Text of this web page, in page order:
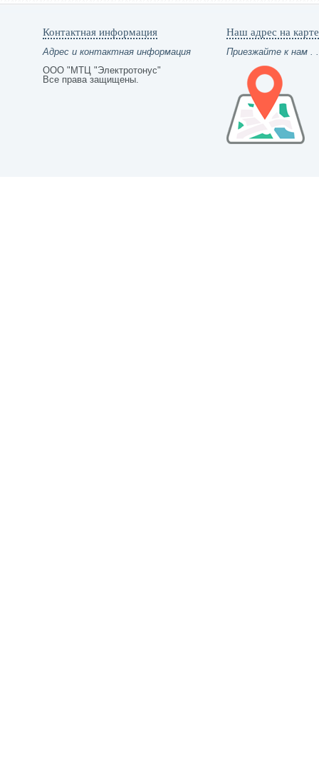
Контактная информация
Адрес и контактная информация
ООО "МТЦ "Электротонус"
Все права защищены.
Наш адрес на карте
Приезжайте к нам .